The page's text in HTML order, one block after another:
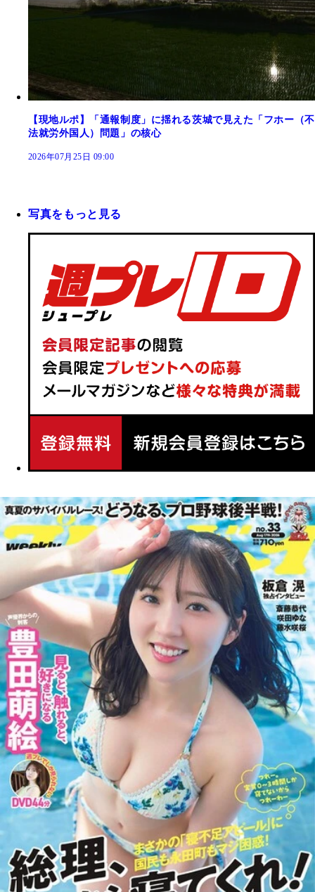
【現地ルポ】「通報制度」に揺れる茨城で見えた「フホー（不
法就労外国人）問題」の核心
2026年07月25日 09:00
写真をもっと見る